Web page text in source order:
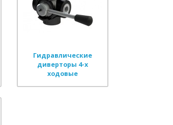
Гидравлические
диверторы 4-х
ходовые